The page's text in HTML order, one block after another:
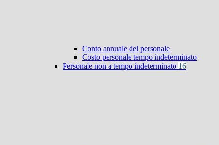
Conto annuale del personale
Costo personale tempo indeterminato
Personale non a tempo indeterminato 16